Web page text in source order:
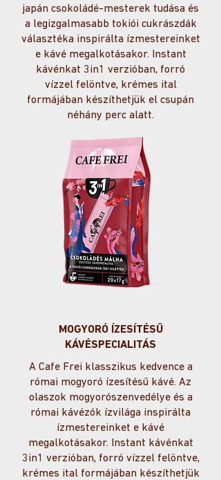
japán csokoládé-mesterek tudása és
a legizgalmasabb tokiói cukrászdák
választéka inspirálta ízmestereinket
e kávé megalkotásakor. Instant
kávénkat 3in1 verzióban, forró
vízzel felöntve, krémes ital
formájában készíthetjük el csupán
néhány perc alatt.
MOGYORÓ ÍZESÍTÉSŰ
KÁVÉSPECIALITÁS
A Cafe Frei klasszikus kedvence a
római mogyoró ízesítésű kávé. Az
olaszok mogyorószenvedélye és a
római kávézók ízvilága inspirálta
ízmestereinket e kávé
megalkotásakor. Instant kávénkat
3in1 verzióban, forró vízzel felöntve,
krémes ital formájában készíthetjük